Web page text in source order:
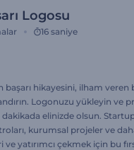
Logosu
16 saniye
başarı hikayesini, ilham veren
Logonuzu yükleyin ve
elinizde olsun.
kurumsal projeler ve
yatırımcı çekmek için bu